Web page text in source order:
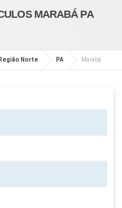
MARABÁ PA
Região Norte PA Marabá